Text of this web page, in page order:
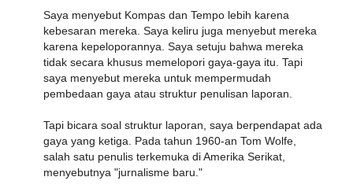
Saya menyebut Kompas dan Tempo lebih karena
kebesaran mereka. Saya keliru juga menyebut mereka
karena kepeloporannya. Saya setuju bahwa mereka
tidak secara khusus memelopori gaya-gaya itu. Tapi
saya menyebut mereka untuk mempermudah
pembedaan gaya atau struktur penulisan laporan.
Tapi bicara soal struktur laporan, saya berpendapat ada
gaya yang ketiga. Pada tahun 1960-an Tom Wolfe,
salah satu penulis terkemuka di Amerika Serikat,
menyebutnya "jurnalisme baru."